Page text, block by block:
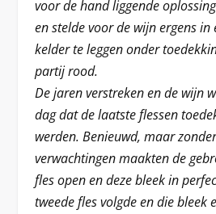
voor de hand liggende
en stelde voor de wijn ergens in
kelder te leggen onder
partij rood.
De jaren verstreken en de wijn
dag dat de laatste flessen
werden. Benieuwd, maar
verwachtingen maakten de
fles open en deze bleek in
tweede fles volgde en die bleek